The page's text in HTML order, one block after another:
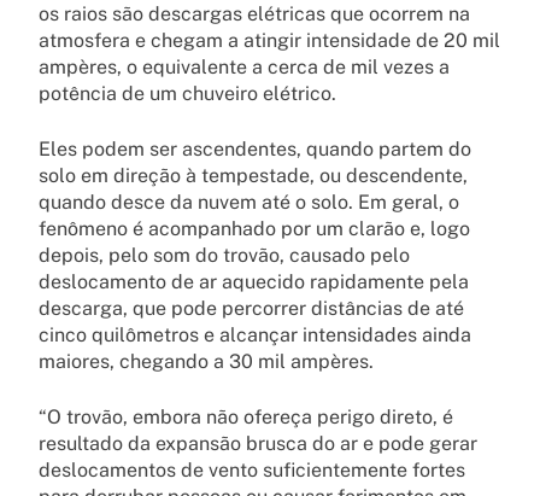
os raios são descargas elétricas que ocorrem na
atmosfera e chegam a atingir intensidade de 20 mil
ampères, o equivalente a cerca de mil vezes a
potência de um chuveiro elétrico.
Eles podem ser ascendentes, quando partem do
solo em direção à tempestade, ou descendente,
quando desce da nuvem até o solo. Em geral, o
fenômeno é acompanhado por um clarão e, logo
depois, pelo som do trovão, causado pelo
deslocamento de ar aquecido rapidamente pela
descarga, que pode percorrer distâncias de até
cinco quilômetros e alcançar intensidades ainda
maiores, chegando a 30 mil ampères.
“O trovão, embora não ofereça perigo direto, é
resultado da expansão brusca do ar e pode gerar
deslocamentos de vento suficientemente fortes